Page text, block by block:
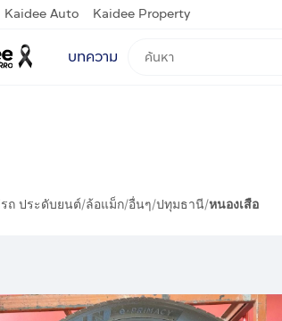
Kaidee Auto Kaidee Property
บทความ
ถ ประดับยนต์/ล้อแม็ก/อื่นๆ/ปทุมธานี/หนองเสือ